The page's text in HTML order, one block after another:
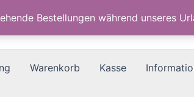
Bestellungen während unseres
Warenkorb Kasse